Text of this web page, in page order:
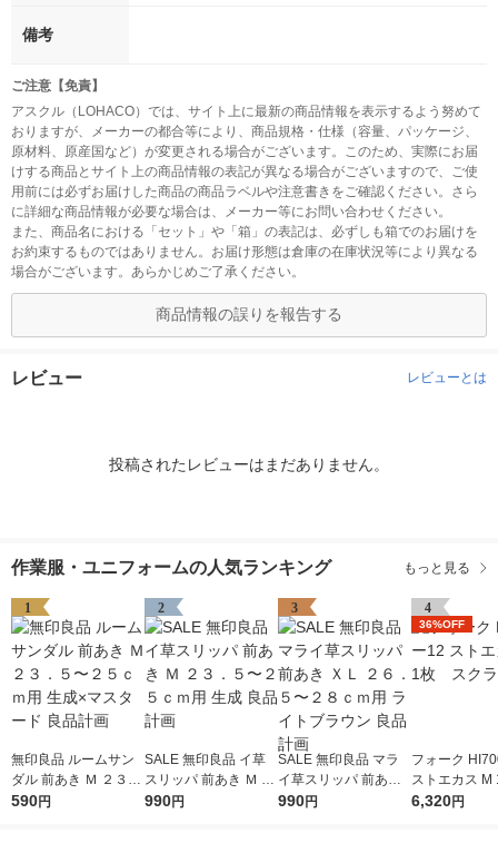
備考
ご注意【免責】
アスクル（LOHACO）では、サイト上に最新の商品情報を表示するよう努めて
おりますが、メーカーの都合等により、商品規格・仕様（容量、パッケージ、
原材料、原産国など）が変更される場合がございます。このため、実際にお届
けする商品とサイト上の商品情報の表記が異なる場合がございますので、ご使
用前には必ずお届けした商品の商品ラベルや注意書きをご確認ください。さら
に詳細な商品情報が必要な場合は、メーカー等にお問い合わせください。
また、商品名における「セット」や「箱」の表記は、必ずしも箱でのお届けを
お約束するものではありません。お届け形態は倉庫の在庫状況等により異なる
場合がございます。あらかじめご了承ください。
商品情報の誤りを報告する
レビュー レビューとは
投稿されたレビューはまだありません。
作業服・ユニフォームの人気ランキング もっと見る
1
無印良品 ルームサン
ダル 前あき Ｍ ２３．
５〜２５ｃｍ用 生成×
590円
2
SALE 無印良品 イ草
スリッパ 前あき Ｍ ２
３．５〜２５ｃｍ用
990円
3
SALE 無印良品 マラ
イ草スリッパ 前あき
ＸＬ ２６．５〜２８
990円
4
36%OFF
フォーク
ストエカス
クラブ
6,320円